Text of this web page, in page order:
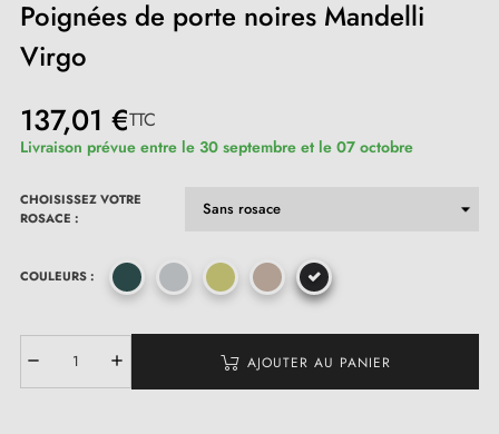
Poignées de porte noires Mandelli
Virgo
137,01 €TTC
Livraison prévue entre le 30 septembre et le 07 octobre
CHOISISSEZ VOTRE
ROSACE :
COULEURS :
AJOUTER AU PANIER